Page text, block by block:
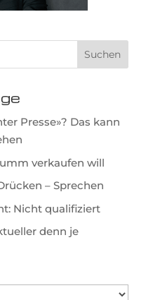
Presse»? Das kann
verkaufen will
– Sprechen
Nicht qualifiziert
denn je